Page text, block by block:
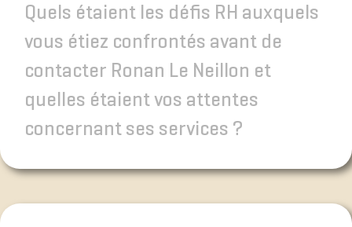
Quels étaient les défis RH auxquels
vous étiez confrontés avant de
contacter Ronan Le Neillon et
quelles étaient vos attentes
concernant ses services ?